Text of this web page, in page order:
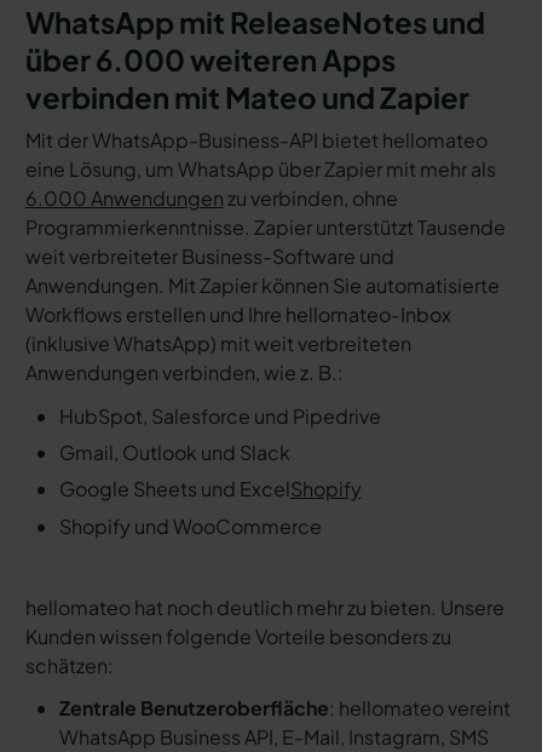
WhatsApp mit ReleaseNotes und
über 6.000 weiteren Apps
verbinden mit Mateo und Zapier
Mit der WhatsApp-Business-API bietet hellomateo
eine Lösung, um WhatsApp über Zapier mit mehr als
6.000 Anwendungenzu verbinden, ohne
Programmierkenntnisse. Zapier unterstützt Tausende
weit verbreiteter Business-Software und
Anwendungen. Mit Zapier können Sie automatisierte
Workflows erstellen und Ihre hellomateo-Inbox
(inklusive WhatsApp) mit weit verbreiteten
Anwendungen verbinden, wie z. B.:
HubSpot, Salesforce und Pipedrive
Gmail, Outlook und Slack
Google Sheets und ExcelShopify
Shopify und WooCommerce
hellomateo hat noch deutlich mehr zu bieten. Unsere
Kunden wissen folgende Vorteile besonders zu
schätzen:
Zentrale Benutzeroberfläche: hellomateo vereint
WhatsApp Business API, E-Mail, Instagram, SMS